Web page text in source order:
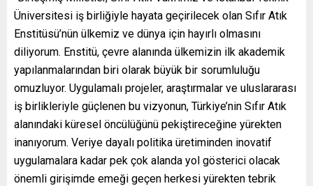
Üniversitesi iş birliğiyle hayata geçirilecek olan Sıfır Atık
Enstitüsü’nün ülkemiz ve dünya için hayırlı olmasını
diliyorum. Enstitü, çevre alanında ülkemizin ilk akademik
yapılanmalarından biri olarak büyük bir sorumluluğu
omuzluyor. Uygulamalı projeler, araştırmalar ve uluslararası
iş birlikleriyle güçlenen bu vizyonun, Türkiye’nin Sıfır Atık
alanındaki küresel öncülüğünü pekiştireceğine yürekten
inanıyorum. Veriye dayalı politika üretiminden inovatif
uygulamalara kadar pek çok alanda yol gösterici olacak
önemli girişimde emeği geçen herkesi yürekten tebrik